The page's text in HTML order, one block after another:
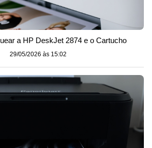
a HP DeskJet 2874 e o Cartucho
29/05/2026 às 15:02